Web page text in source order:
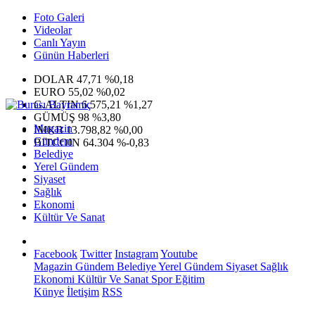
Foto Galeri
Videolar
Canlı Yayın
Günün Haberleri
DOLAR 47,71 %0,18
EURO 55,02 %0,02
G.ALTIN6.575,21 %1,27
GÜMÜŞ 98 %3,80
IMKB13.798,82 %0,00
BITCOIN 64.304 %-0,83
Magazin
Gündem
Belediye
Yerel Gündem
Siyaset
Sağlık
Ekonomi
Kültür Ve Sanat
Facebook Twitter InstagramYoutube
Magazin Gündem BelediyeYerel Gündem Siyaset Sağlık
Ekonomi Kültür Ve Sanat SporEğitim
Künye İletişim RSS